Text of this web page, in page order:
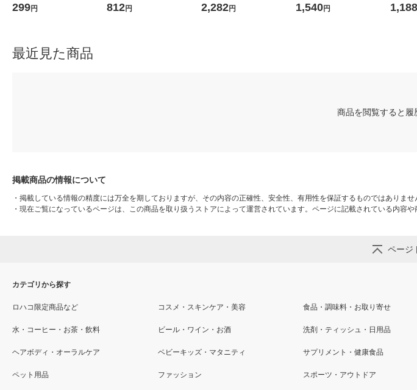
オプラグ コード長1m TMS1
299円
DT7L-G IG92 1個
812円
0 FCL32EDW30MF3 1個
2,282円
T・D・9/10E 1本
1,540円
2個セ
1,188
最近見た商品
商品を閲覧すると履
掲載商品の情報について
・ 掲載している情報の精度には万全を期しておりますが、その内容の正確性、安全性、有用性を保証するものではありませ
・ 現在ご覧になっているページは、この商品を取り扱うストアによって運営されています。ページに記載されている内容
ページ
カテゴリから探す
ロハコ限定商品など コスメ・スキンケア・美容 食品・調味料・お取り寄せ
水・コーヒー・お茶・飲料 ビール・ワイン・お酒 洗剤・ティッシュ・日用品
ヘアボディ・オーラルケア ベビーキッズ・マタニティ サプリメント・健康食品
ペット用品 ファッション スポーツ・アウトドア